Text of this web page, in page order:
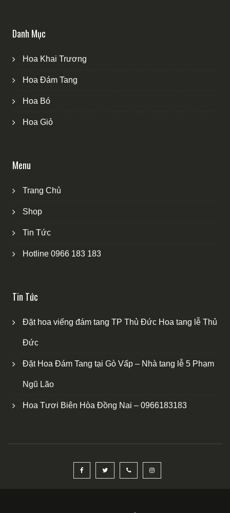
Danh Mục
Hoa Khai Trương
Hoa Đám Tang
Hoa Bó
Hoa Giỏ
Menu
Trang Chủ
Shop
Tin Tức
Hotline 0966 183 183
Tin Tức
Đặt hoa viếng đám tang TP Thủ Đức Hoa tang lễ Thủ
Đức
Đặt Hoa Đám Tang tại Gò Vấp – Nhà tang lễ 5 Phạm
Ngũ Lão
Hoa Tươi Biên Hòa Đồng Nai – 0966183183